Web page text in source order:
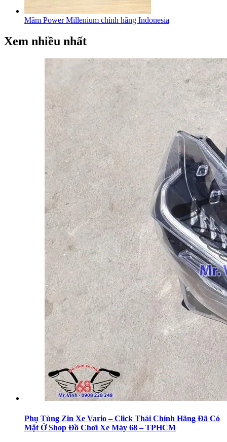
Mâm Power Millenium chính hãng Indonesia
Xem nhiều nhất
Phụ Tùng Zin Xe Vario – Click Thái Chính Hãng Đã Có
Mặt Ở Shop Đồ Chơi Xe Máy 68 – TPHCM